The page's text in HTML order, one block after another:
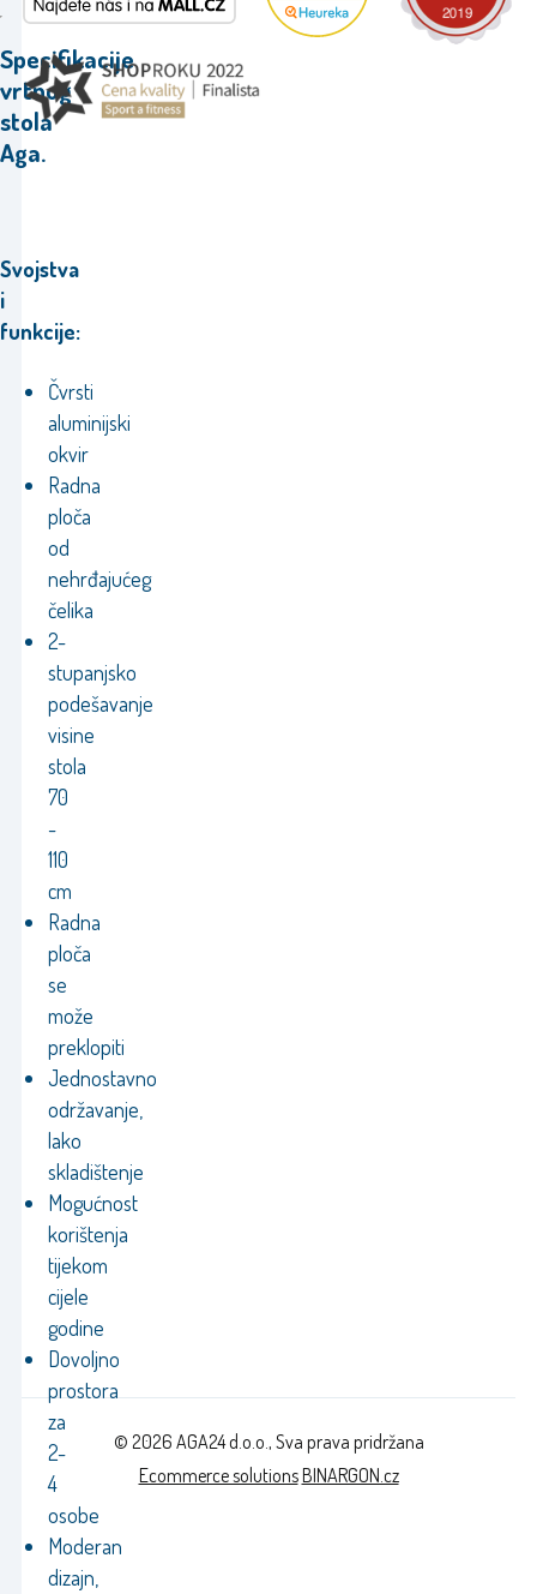
Specifikacije
vrtnog
stola
Aga.
Svojstva
i
funkcije:
Čvrsti
aluminijski
okvir
Radna
ploča
od
nehrđajućeg
čelika
2-
stupanjsko
podešavanje
visine
stola
70
-
110
cm
Radna
ploča
se
može
preklopiti
Jednostavno
održavanje,
lako
skladištenje
Mogućnost
korištenja
tijekom
cijele
godine
Dovoljno
prostora
za
2-
4
osobe
Moderan
dizajn,
© 2026 AGA24 d.o.o., Sva prava pridržana
Ecommerce solutionsBINARGON.cz